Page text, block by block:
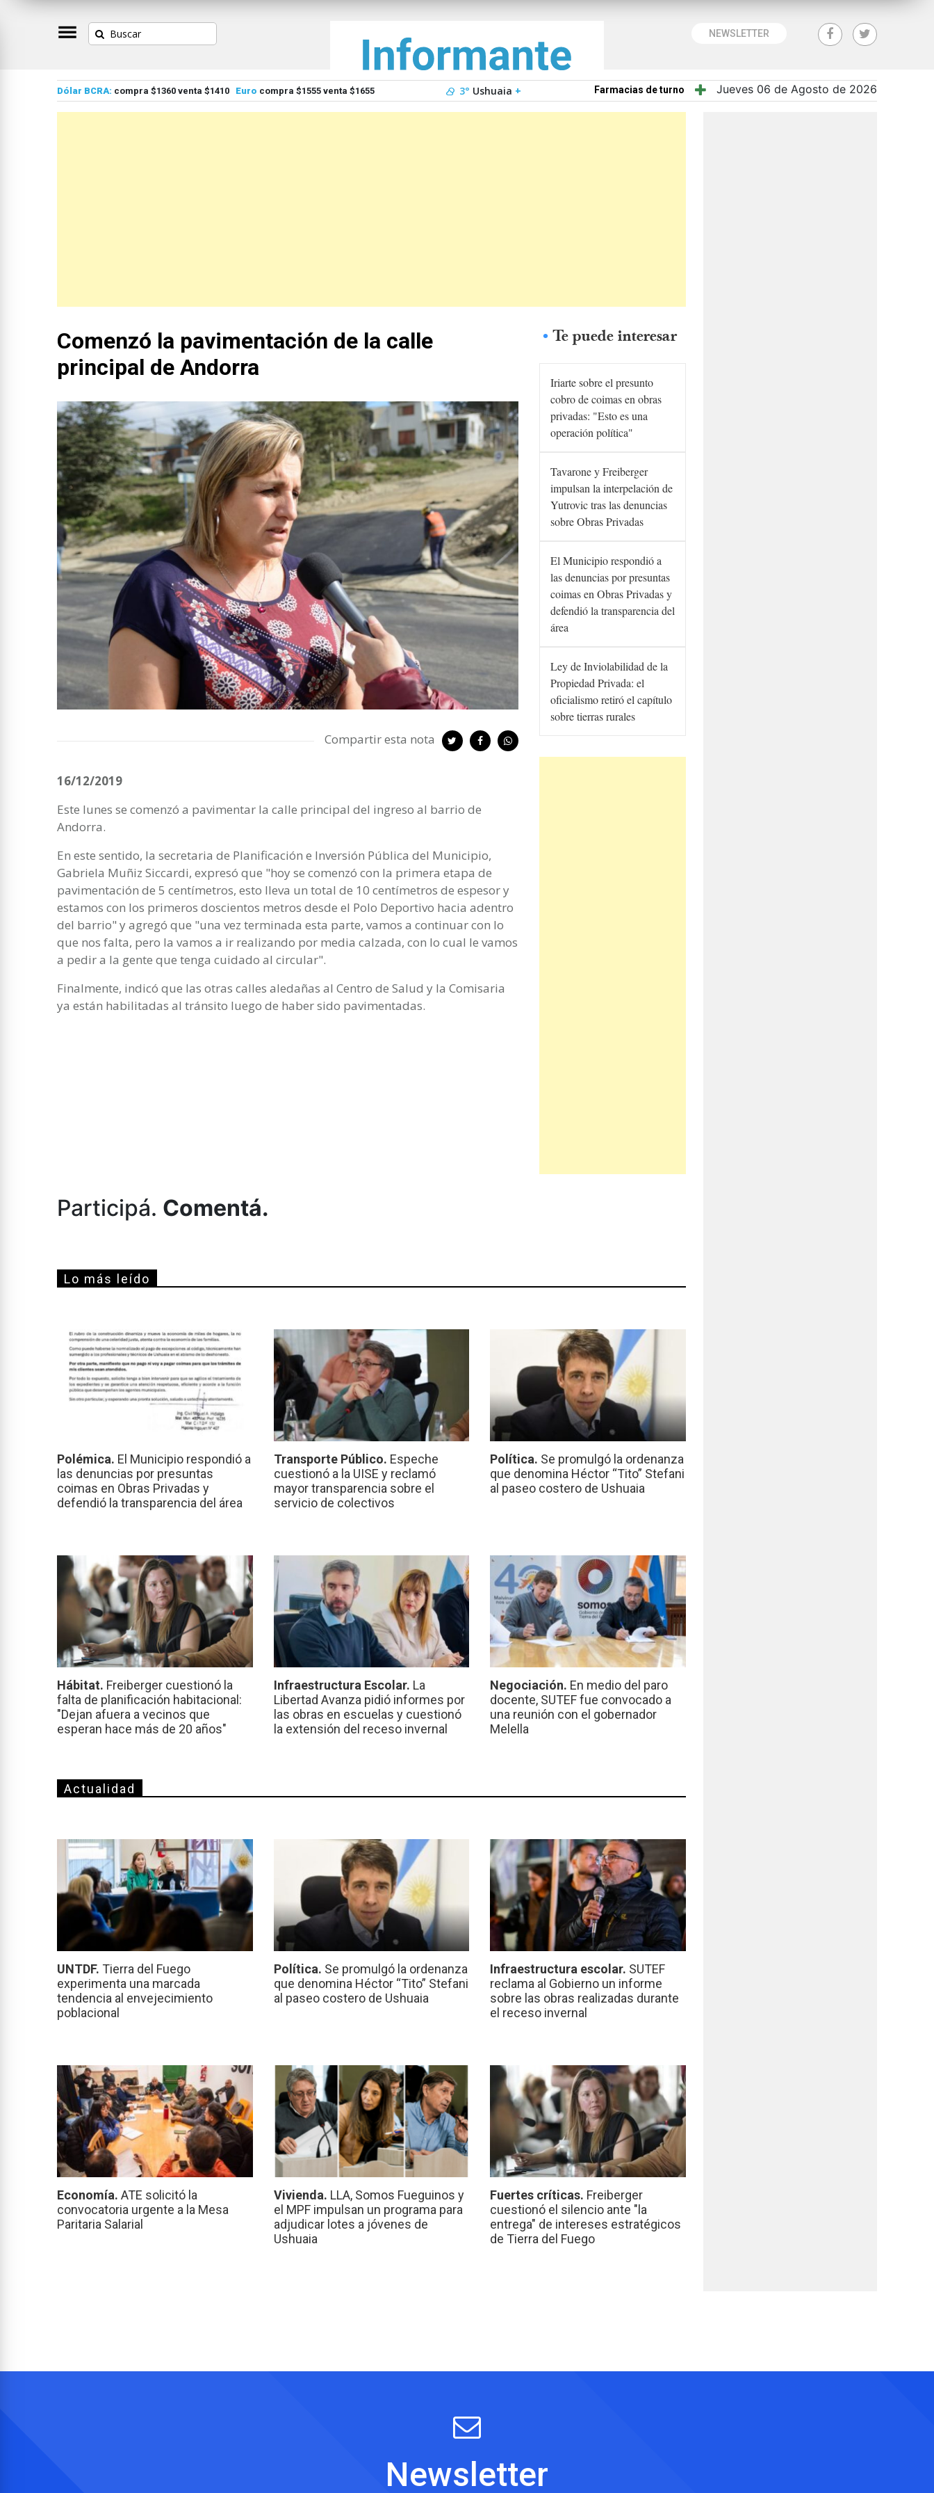
NEWSLETTER
Dólar BCRA: compra $1360 venta $1410 Euro compra $1555 venta $1655 3° Ushuaia + Farmacias de turno Jueves 06 de Agosto de 2026
Comenzó la pavimentación de la calle
principal de Andorra
Compartir esta nota
16/12/2019
Este lunes se comenzó a pavimentar la calle principal del ingreso al barrio de
Andorra.
En este sentido, la secretaria de Planificación e Inversión Pública del Municipio,
Gabriela Muñiz Siccardi, expresó que "hoy se comenzó con la primera etapa de
pavimentación de 5 centímetros, esto lleva un total de 10 centímetros de espesor y
estamos con los primeros doscientos metros desde el Polo Deportivo hacia adentro
del barrio" y agregó que "una vez terminada esta parte, vamos a continuar con lo
que nos falta, pero la vamos a ir realizando por media calzada, con lo cual le vamos
a pedir a la gente que tenga cuidado al circular".
Finalmente, indicó que las otras calles aledañas al Centro de Salud y la Comisaria
ya están habilitadas al tránsito luego de haber sido pavimentadas.
Te puede interesar
Iriarte sobre el presunto
cobro de coimas en obras
privadas: "Esto es una
operación política"
Tavarone y Freiberger
impulsan la interpelación de
Yutrovic tras las denuncias
sobre Obras Privadas
El Municipio respondió a
las denuncias por presuntas
coimas en Obras Privadas y
defendió la transparencia del
área
Ley de Inviolabilidad de la
Propiedad Privada: el
oficialismo retiró el capítulo
sobre tierras rurales
Participá. Comentá.
Lo más leído
Polémica. El Municipio respondió a
las denuncias por presuntas
coimas en Obras Privadas y
defendió la transparencia del área
Transporte Público. Espeche
cuestionó a la UISE y reclamó
mayor transparencia sobre el
servicio de colectivos
Política. Se promulgó la ordenanza
que denomina Héctor “Tito” Stefani
al paseo costero de Ushuaia
Hábitat. Freiberger cuestionó la
falta de planificación habitacional:
"Dejan afuera a vecinos que
esperan hace más de 20 años"
Infraestructura Escolar. La
Libertad Avanza pidió informes por
las obras en escuelas y cuestionó
la extensión del receso invernal
Negociación. En medio del paro
docente, SUTEF fue convocado a
una reunión con el gobernador
Melella
Actualidad
UNTDF. Tierra del Fuego
experimenta una marcada
tendencia al envejecimiento
poblacional
Política. Se promulgó la ordenanza
que denomina Héctor “Tito” Stefani
al paseo costero de Ushuaia
Infraestructura escolar. SUTEF
reclama al Gobierno un informe
sobre las obras realizadas durante
el receso invernal
Economía. ATE solicitó la
convocatoria urgente a la Mesa
Paritaria Salarial
Vivienda. LLA, Somos Fueguinos y
el MPF impulsan un programa para
adjudicar lotes a jóvenes de
Ushuaia
Fuertes críticas. Freiberger
cuestionó el silencio ante "la
entrega" de intereses estratégicos
de Tierra del Fuego
Newsletter